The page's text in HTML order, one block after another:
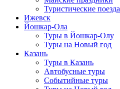
Туристические поезда
Ижевск
Йошкар-Ола
Туры в Йошкар-Олу
Туры на Новый год
Казань
Туры в Казань
Автобусные туры
Событийные туры